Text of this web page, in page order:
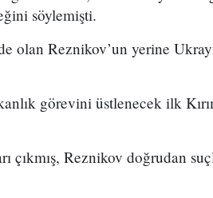
söylemişti.
olan Reznikov’un yerine
görevini üstlenecek ilk
çıkmış, Reznikov doğrudan